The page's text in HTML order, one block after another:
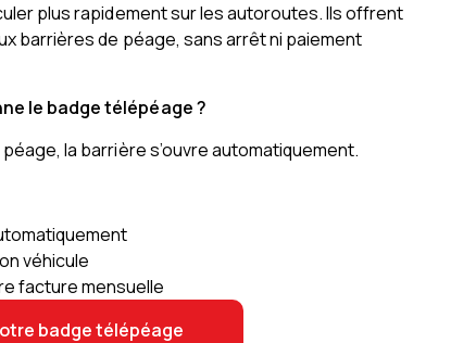
plus rapidement sur les autoroutes. Ils offrent
barrières de péage, sans arrêt ni paiement
le badge télépéage ?
la barrière s’ouvre automatiquement.
véhicule
facture mensuelle
badge télépéage